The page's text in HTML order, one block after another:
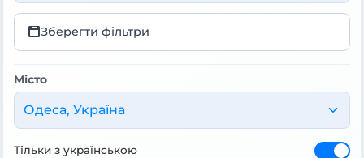
Зберегти фільтри
Місто
Одеса, Україна
Тільки з українською